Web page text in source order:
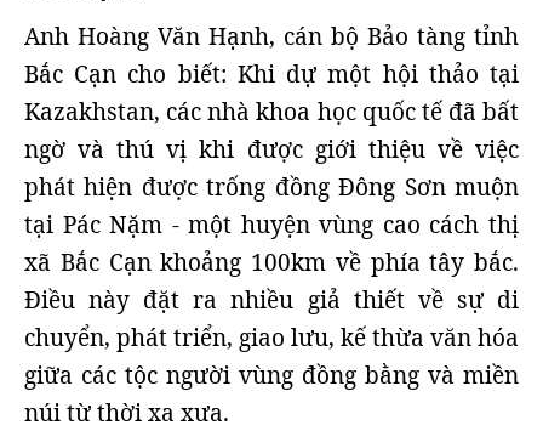
Anh Hoàng Văn Hạnh, cán bộ Bảo tàng tỉnh
Bắc Cạn cho biết: Khi dự một hội thảo tại
Kazakhstan, các nhà khoa học quốc tế đã bất
ngờ và thú vị khi được giới thiệu về việc
phát hiện được trống đồng Đông Sơn muộn
tại Pác Nặm - một huyện vùng cao cách thị
xã Bắc Cạn khoảng 100km về phía tây bắc.
Điều này đặt ra nhiều giả thiết về sự di
chuyển, phát triển, giao lưu, kế thừa văn hóa
giữa các tộc người vùng đồng bằng và miền
núi từ thời xa xưa.